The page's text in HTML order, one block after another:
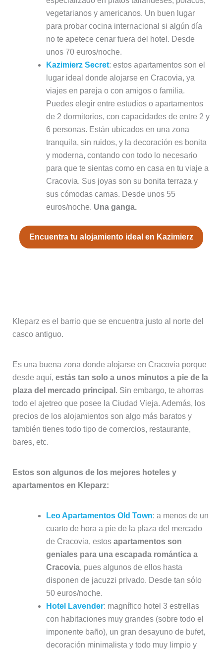
vegetarianos y americanos. Un buen lugar
para probar cocina internacional si algún día
no te apetece cenar fuera del hotel. Desde
unos 70 euros/noche.
Kazimierz Secret: estos apartamentos son el
lugar ideal donde alojarse en Cracovia, ya
viajes en pareja o con amigos o familia.
Puedes elegir entre estudios o apartamentos
de 2 dormitorios, con capacidades de entre 2 y
6 personas. Están ubicados en una zona
tranquila, sin ruidos, y la decoración es bonita
y moderna, contando con todo lo necesario
para que te sientas como en casa en tu viaje a
Cracovia. Sus joyas son su bonita terraza y
sus cómodas camas. Desde unos 55
euros/noche. Una ganga.
Encuentra tu alojamiento ideal en Kazimierz
Kleparz es el barrio que se encuentra justo al norte del
casco antiguo.
Es una buena zona donde alojarse en Cracovia porque
desde aquí, estás tan solo a unos minutos a pie de la
plaza del mercado principal . Sin embargo, te ahorras
todo el ajetreo que posee la Ciudad Vieja. Además, los
precios de los alojamientos son algo más baratos y
también tienes todo tipo de comercios, restaurante,
bares, etc.
Estos son algunos de los mejores hoteles y
apartamentos en Kleparz:
Leo Apartamentos Old Town: a menos de un
cuarto de hora a pie de la plaza del mercado
de Cracovia, estos apartamentos son
geniales para una escapada romántica a
Cracovia, pues algunos de ellos hasta
disponen de jacuzzi privado. Desde tan sólo
50 euros/noche.
Hotel Lavender: magnífico hotel 3 estrellas
con habitaciones muy grandes (sobre todo el
imponente baño), un gran desayuno de bufet,
decoración minimalista y todo muy limpio y